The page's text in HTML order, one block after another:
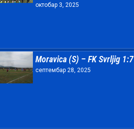
октобар 3, 2025
Moravica (S) – FK Svrljig 1:7
септембар 28, 2025